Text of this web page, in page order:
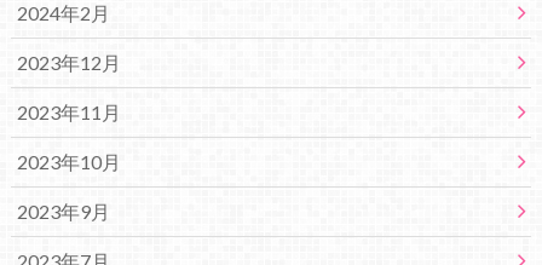
2024年2月
2023年12月
2023年11月
2023年10月
2023年9月